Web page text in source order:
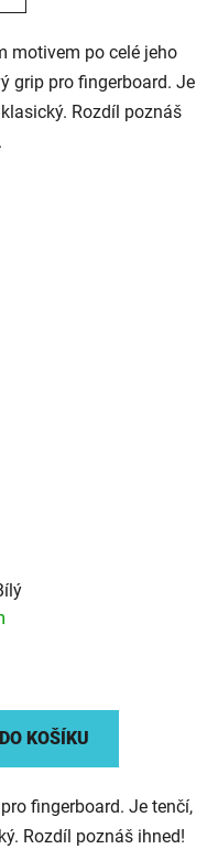
motivem po celé jeho
grip pro fingerboard. Je
Rozdíl poznáš
DO KOŠÍKU
fingerboard. Je tenčí,
Rozdíl poznáš ihned!